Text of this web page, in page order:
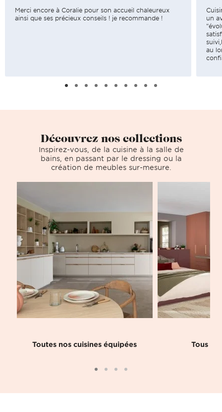
Merci encore à Coralie pour son accueil chaleureux
ainsi que ses précieux conseils ! je recommande !
un
au
Découvrez nos collections
Inspirez-vous, de la cuisine à la salle de
bains, en passant par le dressing ou la
création de meubles sur-mesure.
Toutes nos cuisines équipées Tous